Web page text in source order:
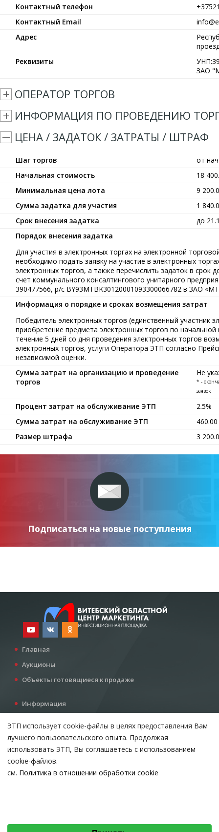
Контактный телефон
Контактный Email
Адрес
Реквизиты
ЗАО
ОПЕРАТОР ТОРГОВ
ИНФОРМАЦИЯ ПО ПРОВЕДЕНИЮ
ЦЕНА / ЗАДАТОК / ЗАТРАТЫ / ШТРАФ
Шаг торгов
от
Начальная стоимость
18
Минимальная цена лота
9
Сумма задатка для участия
1
Срок внесения задатка
до
Порядок внесения задатка
Для участия в электронных торгах на электронной
необходимо подать заявку на участие в электронных
электронных торгов, а также перечислить задаток в срок
счет коммунального консалтингового унитарного
390477566, р/с BY93MTBK30120001093300066782 в ЗАО
Информация о порядке и сроках возмещения затрат
Победитель электронных торгов (единственный участник
приобретение предмета электронных торгов по
течение 5 дней со дня проведения электронных торгов
электронных торгов, услуги Оператора ЭТП согласно
независимой оценки.
Сумма затрат на организацию и проведение
торгов
Не
* -
заявок
Процент затрат на обслуживание ЭТП
2.5%
Сумма затрат на обслуживание ЭТП
Размер штрафа
3
Подписаться на новые поступления
Главная
Аукционы
Объекты готовящиеся к продаже
Информация
Все для инвестора
Контакты
Возникли вопросы?
ЭТП использует cookie-файлы в целях предоставления Вам
лучшего пользовательского опыта. Продолжая
использовать ЭТП, Вы соглашаетесь с использованием
cookie-файлов.
см. Политика в отношении обработки cookie